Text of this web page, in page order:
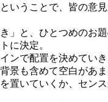
いうことで、皆の意
」と、ひとつめのお
に決定。
ンで配置を決めてい
景も含めて空白があ
置いていくか、セン